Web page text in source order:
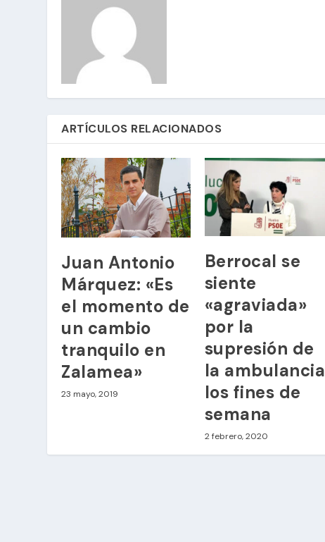
ARTÍCULOS RELACIONADOS
Juan Antonio
Márquez: «Es
el momento de
un cambio
tranquilo en
Zalamea»
23 mayo, 2019
Berrocal se
siente
«agraviada»
por la
supresión de
la ambulancia
los fines de
semana
2 febrero, 2020